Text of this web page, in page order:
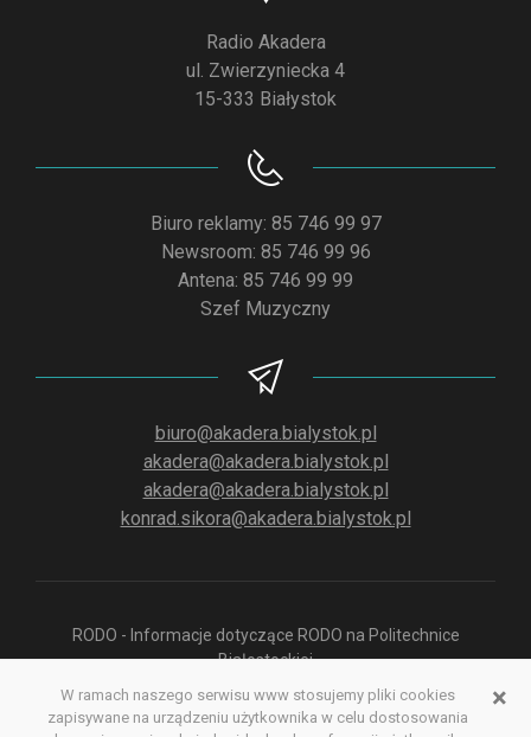
Radio Akadera
ul. Zwierzyniecka 4
15-333 Białystok
Biuro reklamy: 85 746 99 97
Newsroom: 85 746 99 96
Antena: 85 746 99 99
Szef Muzyczny
biuro@akadera.bialystok.pl
akadera@akadera.bialystok.pl
akadera@akadera.bialystok.pl
konrad.sikora@akadera.bialystok.pl
RODO - Informacje dotyczące RODO na Politechnice
Białostockiej
Polityka prywatności aplikacji służącej do odsłuchu Radia
×
W ramach naszego serwisu www stosujemy pliki cookies
zapisywane na urządzeniu użytkownika w celu dostosowania